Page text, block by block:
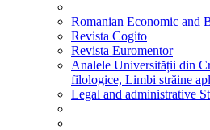
Romanian Economic and
Revista Cogito
Revista Euromentor
Analele Universității din
filologice, Limbi străine
Legal and administrative